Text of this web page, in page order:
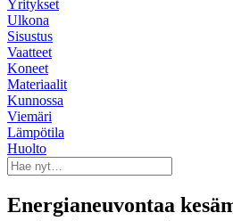
Yritykset
Ulkona
Sisustus
Vaatteet
Koneet
Materiaalit
Kunnossa
Viemäri
Lämpötila
Huolto
Energianeuvontaa